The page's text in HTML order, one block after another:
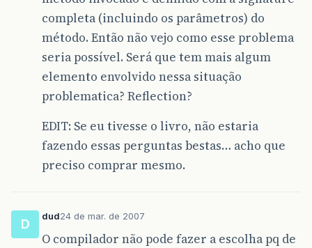
completa (incluindo os parâmetros) do
método. Então não vejo como esse problema
seria possível. Será que tem mais algum
elemento envolvido nessa situação
problematica? Reflection?
EDIT: Se eu tivesse o livro, não estaria
fazendo essas perguntas bestas… acho que
preciso comprar mesmo.
D
dud24 de mar. de 2007
O compilador não pode fazer a escolha pq de